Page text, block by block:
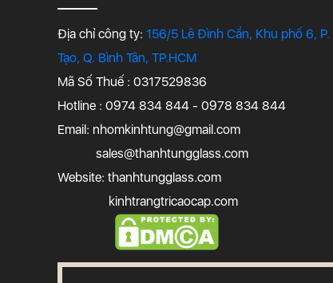
Địa chỉ công ty: 156/5 Lê Đình Cẩn, Khu phố 6, P.
Tạo, Q. Bình Tân, TP.HCM
Mã Số Thuế : 0317529836
Hotline : 0974 834 844 - 0978 834 844
Email: nhomkinhtung@gmail.com
sales@thanhtungglass.com
Website: thanhtungglass.com
kinhtrangtricaocap.com